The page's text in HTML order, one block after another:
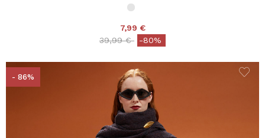
7,99 €
Price reduced from
39,99 €to-80%
- 86%